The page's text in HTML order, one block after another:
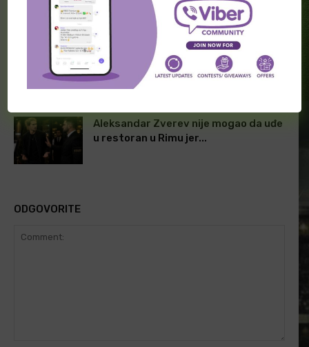
Roland Garros
Španac propušta Vimbldon!
Aleksandar Zverev nije mogao da uđe
u restoran u Rimu jer...
ODGOVORITE